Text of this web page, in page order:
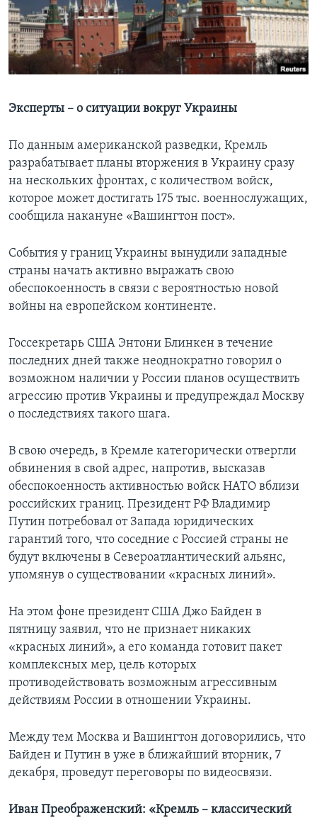
Learning English
СОЦИАЛЬНЫЕ СЕТИ
Эксперты – о ситуации вокруг Украины
По данным американской разведки, Кремль
разрабатывает планы вторжения в Украину сразу
на нескольких фронтах, с количеством войск,
которое может достигать 175 тыс. военнослужащих,
сообщила накануне «Вашингтон пост».
События у границ Украины вынудили западные
страны начать активно выражать свою
обеспокоенность в связи с вероятностью новой
войны на европейском континенте.
Госсекретарь США Энтони Блинкен в течение
последних дней также неоднократно говорил о
возможном наличии у России планов осуществить
агрессию против Украины и предупреждал Москву
о последствиях такого шага.
В свою очередь, в Кремле категорически отвергли
обвинения в свой адрес, напротив, высказав
обеспокоенность активностью войск НАТО вблизи
российских границ. Президент РФ Владимир
Путин потребовал от Запада юридических
гарантий того, что соседние с Россией страны не
будут включены в Североатлантический альянс,
упомянув о существовании «красных линий».
На этом фоне президент США Джо Байден в
пятницу заявил, что не признает никаких
«красных линий», а его команда готовит пакет
комплексных мер, цель которых
противодействовать возможным агрессивным
действиям России в отношении Украины.
Между тем Москва и Вашингтон договорились, что
Байден и Путин в уже в ближайший вторник, 7
декабря, проведут переговоры по видеосвязи.
Иван Преображенский: «Кремль – классический